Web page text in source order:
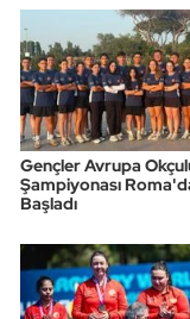
Gençler Avrupa
Şampiyonası
Başladı
Voleybol
Vücut
Wushu
Yelken
Yüzme